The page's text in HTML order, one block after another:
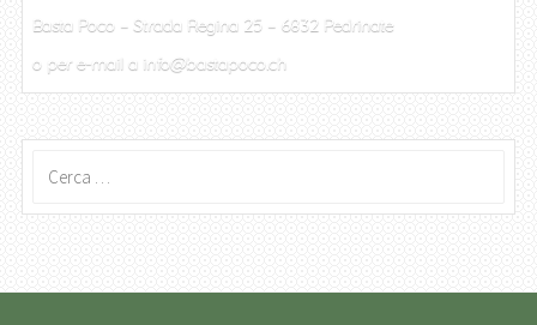
Basta Poco – Strada Regina 25 – 6832 Pedrinate
o per e-mail a info@bastapoco.ch